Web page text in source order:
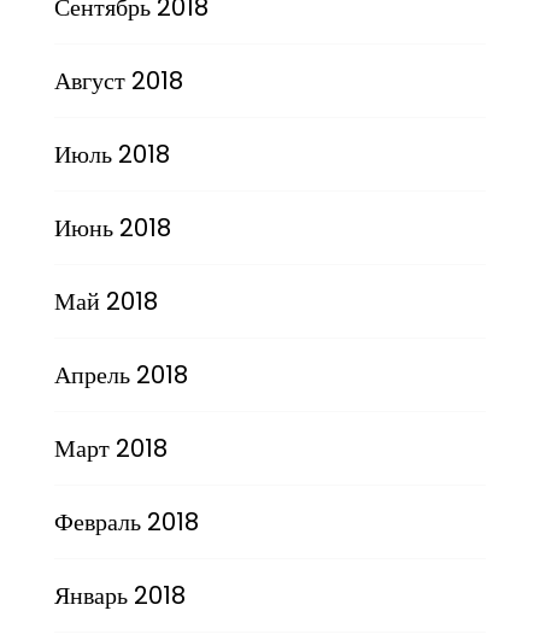
Сентябрь 2018
Август 2018
Июль 2018
Июнь 2018
Май 2018
Апрель 2018
Март 2018
Февраль 2018
Январь 2018